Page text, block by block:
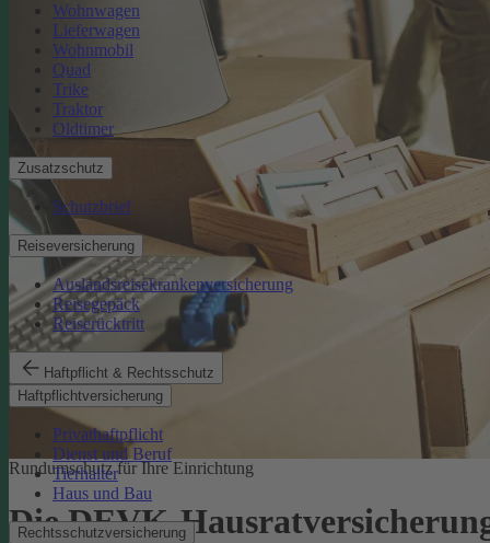
Wohnwagen
Lieferwagen
Wohnmobil
Quad
Trike
Traktor
Oldtimer
Zusatzschutz
Schutzbrief
Reiseversicherung
Auslandsreisekrankenversicherung
Reisegepäck
Reiserücktritt
Haftpflicht & Rechtsschutz
Haftpflichtversicherung
Privathaftpflicht
Dienst und Beruf
Tierhalter
Haus und Bau
Rechtsschutzversicherung
Rundumschutz für Ihre Einrichtung
Die DEVK-